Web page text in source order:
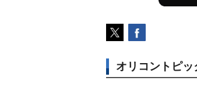
オリコントピッ